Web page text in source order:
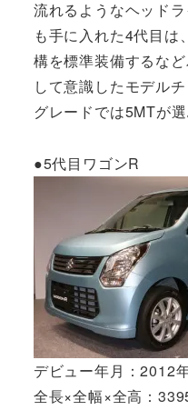
流れるようなヘッド
も手に入れた4代目は
構を標準装備するな
して意識したモデル
グレードでは5MTが
●5代目ワゴンR
デビュー年月：2012
全長×全幅×全高：